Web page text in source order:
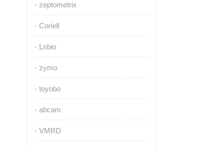
zeptometrix
Coriell
Lsbio
zymo
toyobo
abcam
VMRD